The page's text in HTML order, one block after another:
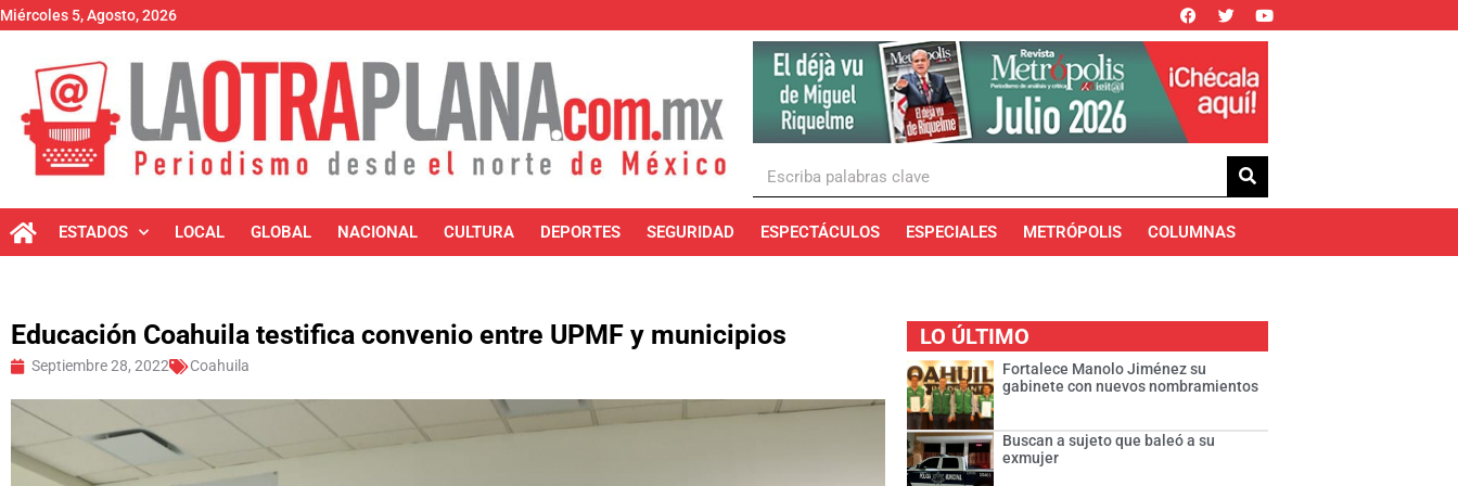
Miércoles 5, Agosto, 2026
ESTADOS LOCAL GLOBAL NACIONAL CULTURA DEPORTES SEGURIDAD ESPECTÁCULOS ESPECIALES METRÓPOLIS COLUMNAS
Educación Coahuila testifica convenio entre UPMF y municipios
Septiembre 28, 2022 Coahuila
LO ÚLTIMO
Fortalece Manolo Jiménez su
gabinete con nuevos nombramientos
Buscan a sujeto que baleó a su
exmujer